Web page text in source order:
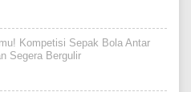
Kompetisi Sepak Bola Antar
Segera Bergulir